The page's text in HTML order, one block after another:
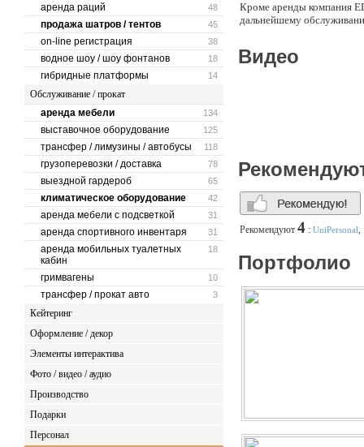
48
аренда раций
45
продажа шатров / тентов
38
on-line регистрация
18
водное шоу / шоу фонтанов
14
гибридные платформы
Обслуживание / прокат
134
аренда мебели
125
выставочное оборудование
118
трансфер / лимузины / автобусы
78
грузоперевозки / доставка
65
выездной гардероб
42
климатическое оборудование
31
аренда мебели с подсветкой
31
аренда спортивного инвентаря
18
аренда мобильных туалетных
кабин
10
гримвагены
3
трансфер / прокат авто
Кейтеринг
Оформление / декор
Элементы интерактива
Фото / видео / аудио
Производство
Подарки
Персонал
Кроме аренды компания
дальнейшему
Видео
Рекомендуют 4 : UniPersonal
Портфолио